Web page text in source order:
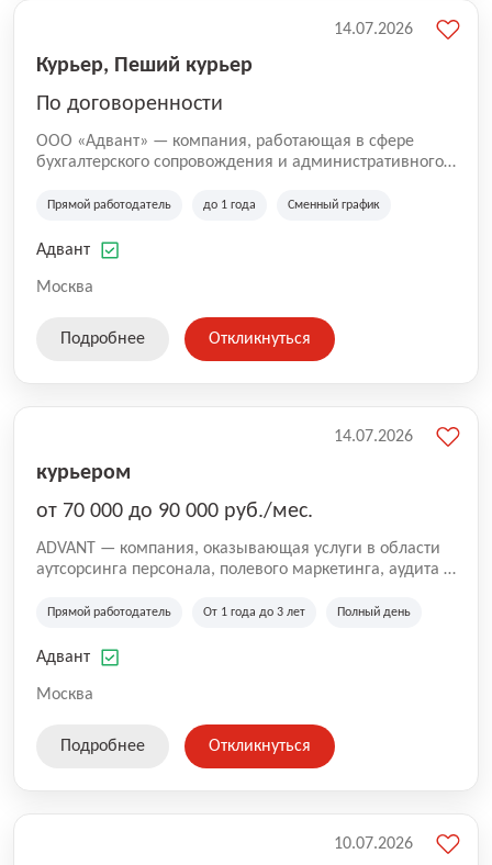
Курьер, Пеший курьер
По договоренности
ООО «Адвант» — компания, работающая в сфере
бухгалтерского сопровождения и административного
зарегистрирована в Санкт-Петербурге и
лиц и коммерческих организаций.
Прямой работодатель до 1 года Сменный график
Адвант
Москва
14.07.2026
Подробнее Откликнуться
курьером
от 70 000 до 90 000 руб./мес.
ADVANT — компания, оказывающая услуги в области
аутсорсинга персонала, полевого маркетинга, аудита и
региональных клиентов. Мы работаем на рынке с
Казахстана и Беларуси, сотрудничая с компаниями из
Прямой работодатель От 1 года до 3 лет Полный день
Адвант
Москва
14.07.2026
Подробнее Откликнуться
10.07.2026